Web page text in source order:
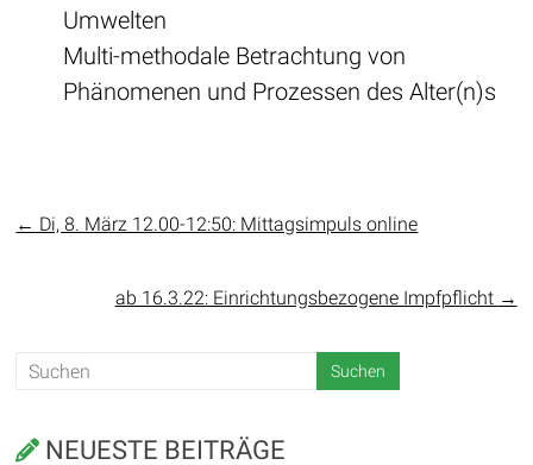
Umwelten
Multi-methodale Betrachtung von
Phänomenen und Prozessen des Alter(n)s
← Di, 8. März 12.00-12:50: Mittagsimpuls online
ab 16.3.22: Einrichtungsbezogene Impfpflicht →
NEUESTE BEITRÄGE